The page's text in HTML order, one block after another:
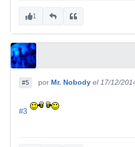
1
#5 por Mr. Nobody el 17/12/
#3